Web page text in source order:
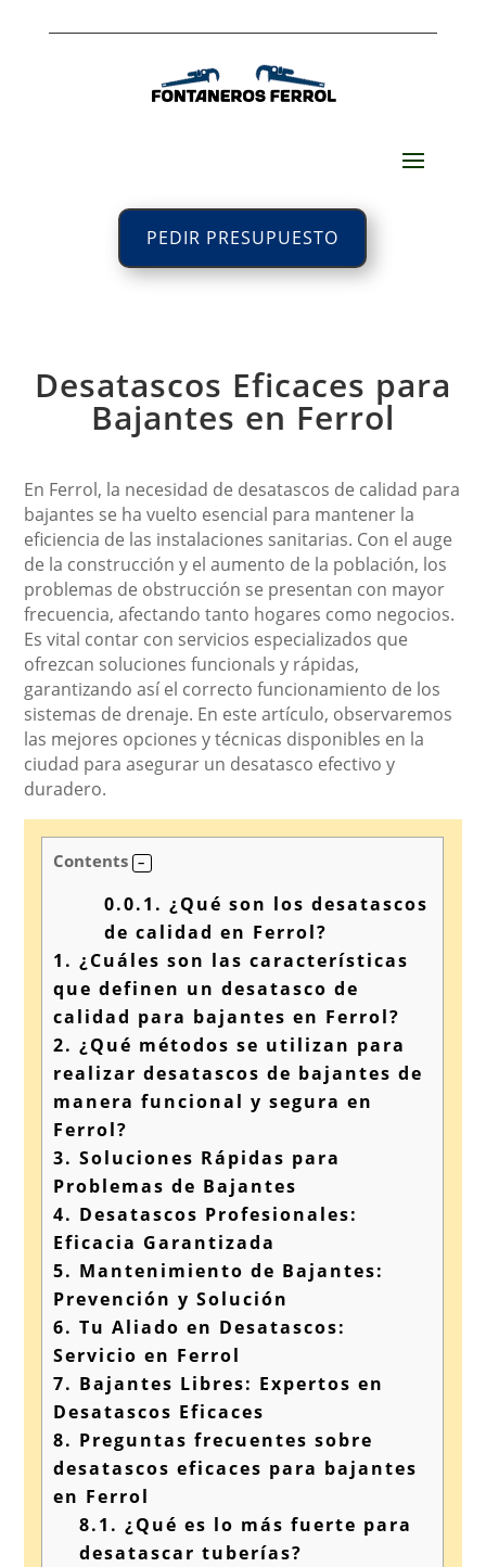
PEDIR PRESUPUESTO
Desatascos Eficaces para
Bajantes en Ferrol
En Ferrol, la necesidad de desatascos de calidad para
bajantes se ha vuelto esencial para mantener la
eficiencia de las instalaciones sanitarias. Con el auge
de la construcción y el aumento de la población, los
problemas de obstrucción se presentan con mayor
frecuencia, afectando tanto hogares como negocios.
Es vital contar con servicios especializados que
ofrezcan soluciones funcionals y rápidas,
garantizando así el correcto funcionamiento de los
sistemas de drenaje. En este artículo, observaremos
las mejores opciones y técnicas disponibles en la
ciudad para asegurar un desatasco efectivo y
duradero.
Contents
0.0.1. ¿Qué son los desatascos
de calidad en Ferrol?
1. ¿Cuáles son las características
que definen un desatasco de
calidad para bajantes en Ferrol?
2. ¿Qué métodos se utilizan para
realizar desatascos de bajantes de
manera funcional y segura en
Ferrol?
3. Soluciones Rápidas para
Problemas de Bajantes
4. Desatascos Profesionales:
Eficacia Garantizada
5. Mantenimiento de Bajantes:
Prevención y Solución
6. Tu Aliado en Desatascos:
Servicio en Ferrol
7. Bajantes Libres: Expertos en
Desatascos Eficaces
8. Preguntas frecuentes sobre
desatascos eficaces para bajantes
en Ferrol
8.1. ¿Qué es lo más fuerte para
desatascar tuberías?